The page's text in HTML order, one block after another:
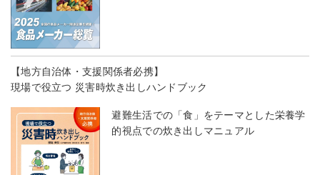
【地方自治体・支援関係者必携】
現場で役立つ 災害時炊き出しハンドブック
避難生活での「食」をテーマとした栄養学
的視点での炊き出しマニュアル